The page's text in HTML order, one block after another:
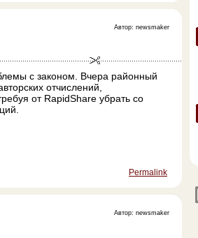
Автор: newsmaker
с законом. Вчера районный
отчислений,
от RapidShare убрать со
Permalink
Автор: newsmaker